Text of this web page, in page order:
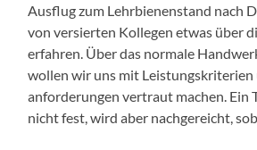
Ausflug zum Lehrbienenstand nach
von versierten Kollegen etwas über
erfahren. Über das normale
wollen wir uns mit Leistungskriterien
anforderungen vertraut machen. Ein
nicht fest, wird aber nachgereicht,